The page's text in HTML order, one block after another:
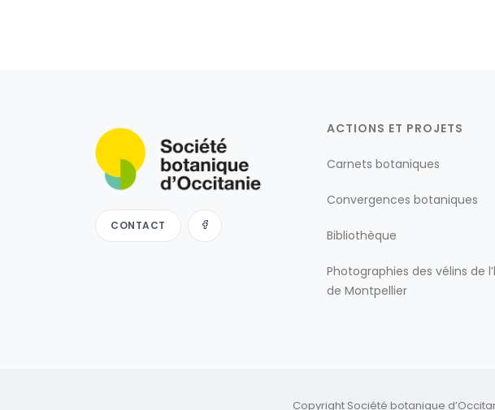
CONTACT
ACTIONS ET PROJETS
Carnets botaniques
Convergences botaniques
Bibliothèque
Photographies des vélins de
de Montpellier
Copyright Société botanique